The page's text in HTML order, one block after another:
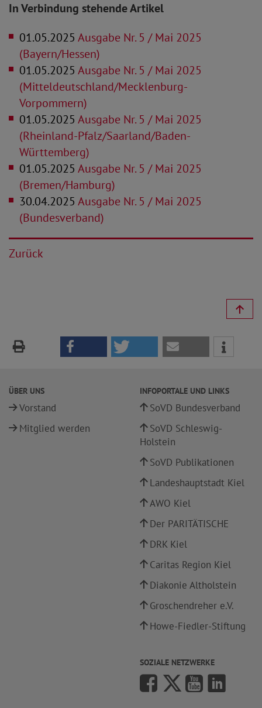
In Verbindung stehende Artikel
01.05.2025 Ausgabe Nr. 5 / Mai 2025
(Bayern/Hessen)
01.05.2025 Ausgabe Nr. 5 / Mai 2025
(Mitteldeutschland/Mecklenburg-
Vorpommern)
01.05.2025 Ausgabe Nr. 5 / Mai 2025
(Rheinland-Pfalz/Saarland/Baden-
Württemberg)
01.05.2025 Ausgabe Nr. 5 / Mai 2025
(Bremen/Hamburg)
30.04.2025 Ausgabe Nr. 5 / Mai 2025
(Bundesverband)
Zurück
ÜBER UNS
Vorstand
Mitglied werden
INFOPORTALE UND LINKS
SoVD Bundesverband
SoVD Schleswig-
Holstein
SoVD Publikationen
Landeshauptstadt Kiel
AWO Kiel
Der PARITÄTISCHE
DRK Kiel
Caritas Region Kiel
Diakonie Altholstein
Groschendreher e.V.
Howe-Fiedler-Stiftung
SOZIALE NETZWERKE